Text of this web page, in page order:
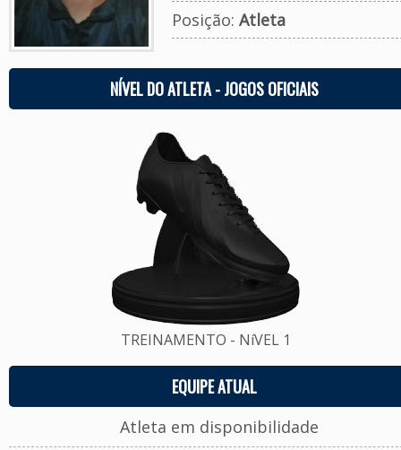
Posição: Atleta
NÍVEL DO ATLETA - JOGOS OFICIAIS
TREINAMENTO - NíVEL 1
EQUIPE ATUAL
Atleta em disponibilidade